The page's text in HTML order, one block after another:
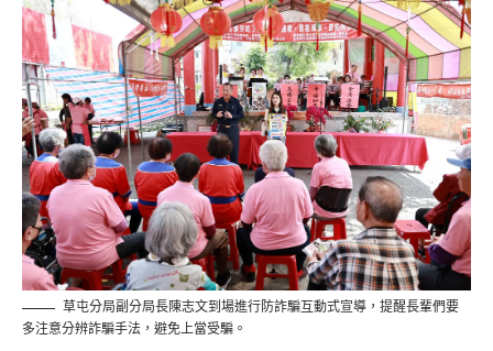
草屯分局副分局長陳志文到場進行防詐騙互動式宣導，提醒長輩們要
多注意分辨詐騙手法，避免上當受騙。